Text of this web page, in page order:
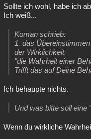
Sollte ich wohl, habe ich
Ich weiß...
Koman schrieb:
1. das
der Wirklichkeit.
"die Wahrheit einer
Trifft das auf Deine
Ich behaupte nichts.
Und was bitte soll eine
Wenn du wirkliche